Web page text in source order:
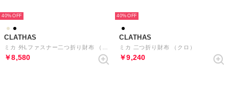
40%
CLATHAS
￥8,580
40%
CLATHAS
ミカ 二つ折り財布 （クロ）
￥9,240